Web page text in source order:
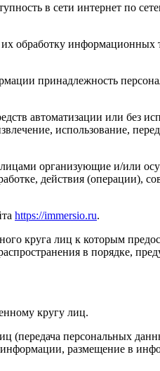
в сети интернет по
обработку информационных
принадлежность
автоматизации или без
использование,
лицами организующие и/или
действия (операции),
https://immersio.ru.
круга лиц к которым
в порядке,
кругу лиц.
(передача персональных
информации, размещение в